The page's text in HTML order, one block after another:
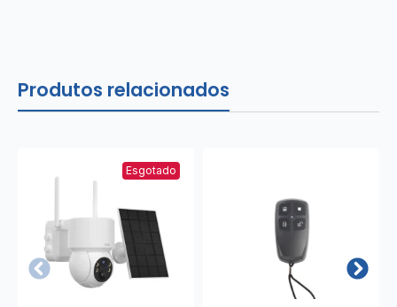
Produtos relacionados
Esgotado